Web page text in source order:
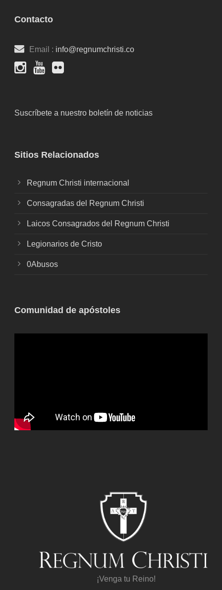
Contacto
Email : info@regnumchristi.co
Suscríbete a nuestro boletín de noticias
Sitios Relacionados
Regnum Christi internacional
Consagradas del Regnum Christi
Laicos Consagrados del Regnum Christi
Legionarios de Cristo
0Abusos
Comunidad de apóstoles
¡Venga tu Reino!